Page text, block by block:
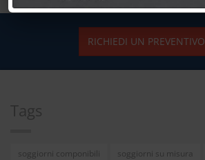
RICHIEDI UN PREVENTIVO
Tags
soggiorni componibili soggiorni su misura